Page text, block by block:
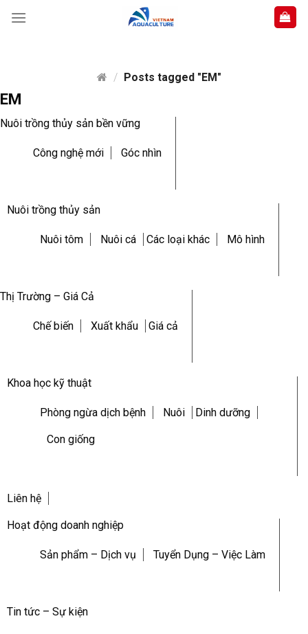
/ Posts tagged "EM"
EM
Nuôi trồng thủy sản bền vững
Công nghệ mới Góc nhìn
Nuôi trồng thủy sản
Nuôi tôm Nuôi cá Các loại khác Mô hình
Thị Trường – Giá Cả
Chế biến Xuất khẩu Giá cả
Khoa học kỹ thuật
Phòng ngừa dịch bệnh Nuôi Dinh dưỡng
Con giống
Liên hệ
Hoạt động doanh nghiệp
Sản phẩm – Dịch vụ Tuyển Dụng – Việc Làm
Tin tức – Sự kiện